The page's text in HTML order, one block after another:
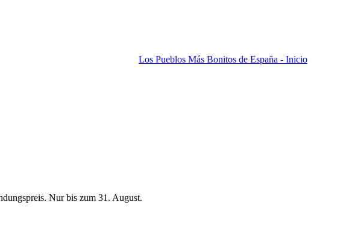
Los Pueblos Más Bonitos de España - Inicio
Nur bis zum 31. August.